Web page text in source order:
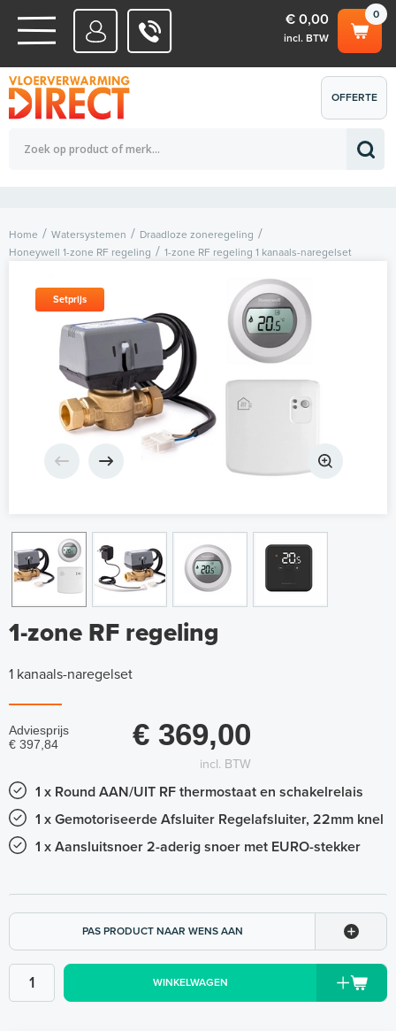
WATERSYSTEMEN
ELEKTRISCHE SYSTEMEN
0
€ 0,00
incl. BTW
Totaalbedrag (incl. BTW) € 0,00
OFFERTE
AANVRAGEN
Home Watersystemen
Draadloze zoneregeling
Honeywell 1-zone RF regeling
1-zone RF regeling 1 kanaals-naregelset
Setprijs
1-zone RF regeling
1 kanaals-naregelset
Adviesprijs
€ 397,84
€ 369,00
incl. BTW
1 x Round AAN/UIT RF thermostaat en schakelrelais
1 x Gemotoriseerde Afsluiter Regelafsluiter, 22mm knel
1 x Aansluitsnoer 2-aderig snoer met EURO-stekker
PAS PRODUCT NAAR WENS AAN
WINKELWAGEN